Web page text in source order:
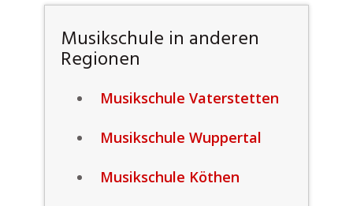
Musikschule in anderen
Regionen
Musikschule Vaterstetten
Musikschule Wuppertal
Musikschule Köthen